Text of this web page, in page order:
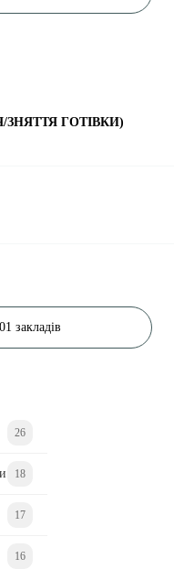
ГОТІВКИ)
закладів
26
18
17
16